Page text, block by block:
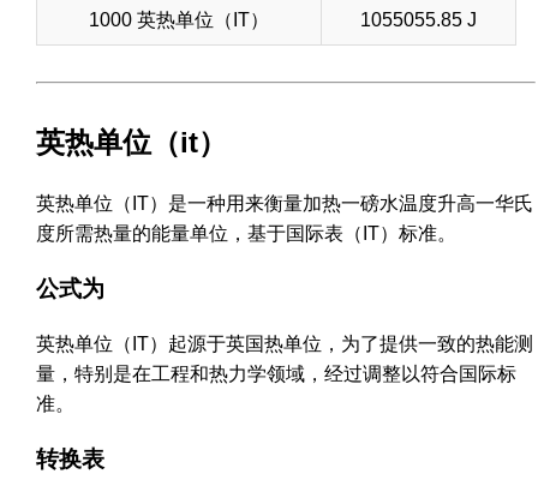
1000 英热单位（IT） 1055055.85 J
英热单位（it）
英热单位（IT）是一种用来衡量加热一磅水温度升高一华氏
度所需热量的能量单位，基于国际表（IT）标准。
公式为
英热单位（IT）起源于英国热单位，为了提供一致的热能测
量，特别是在工程和热力学领域，经过调整以符合国际标
准。
转换表